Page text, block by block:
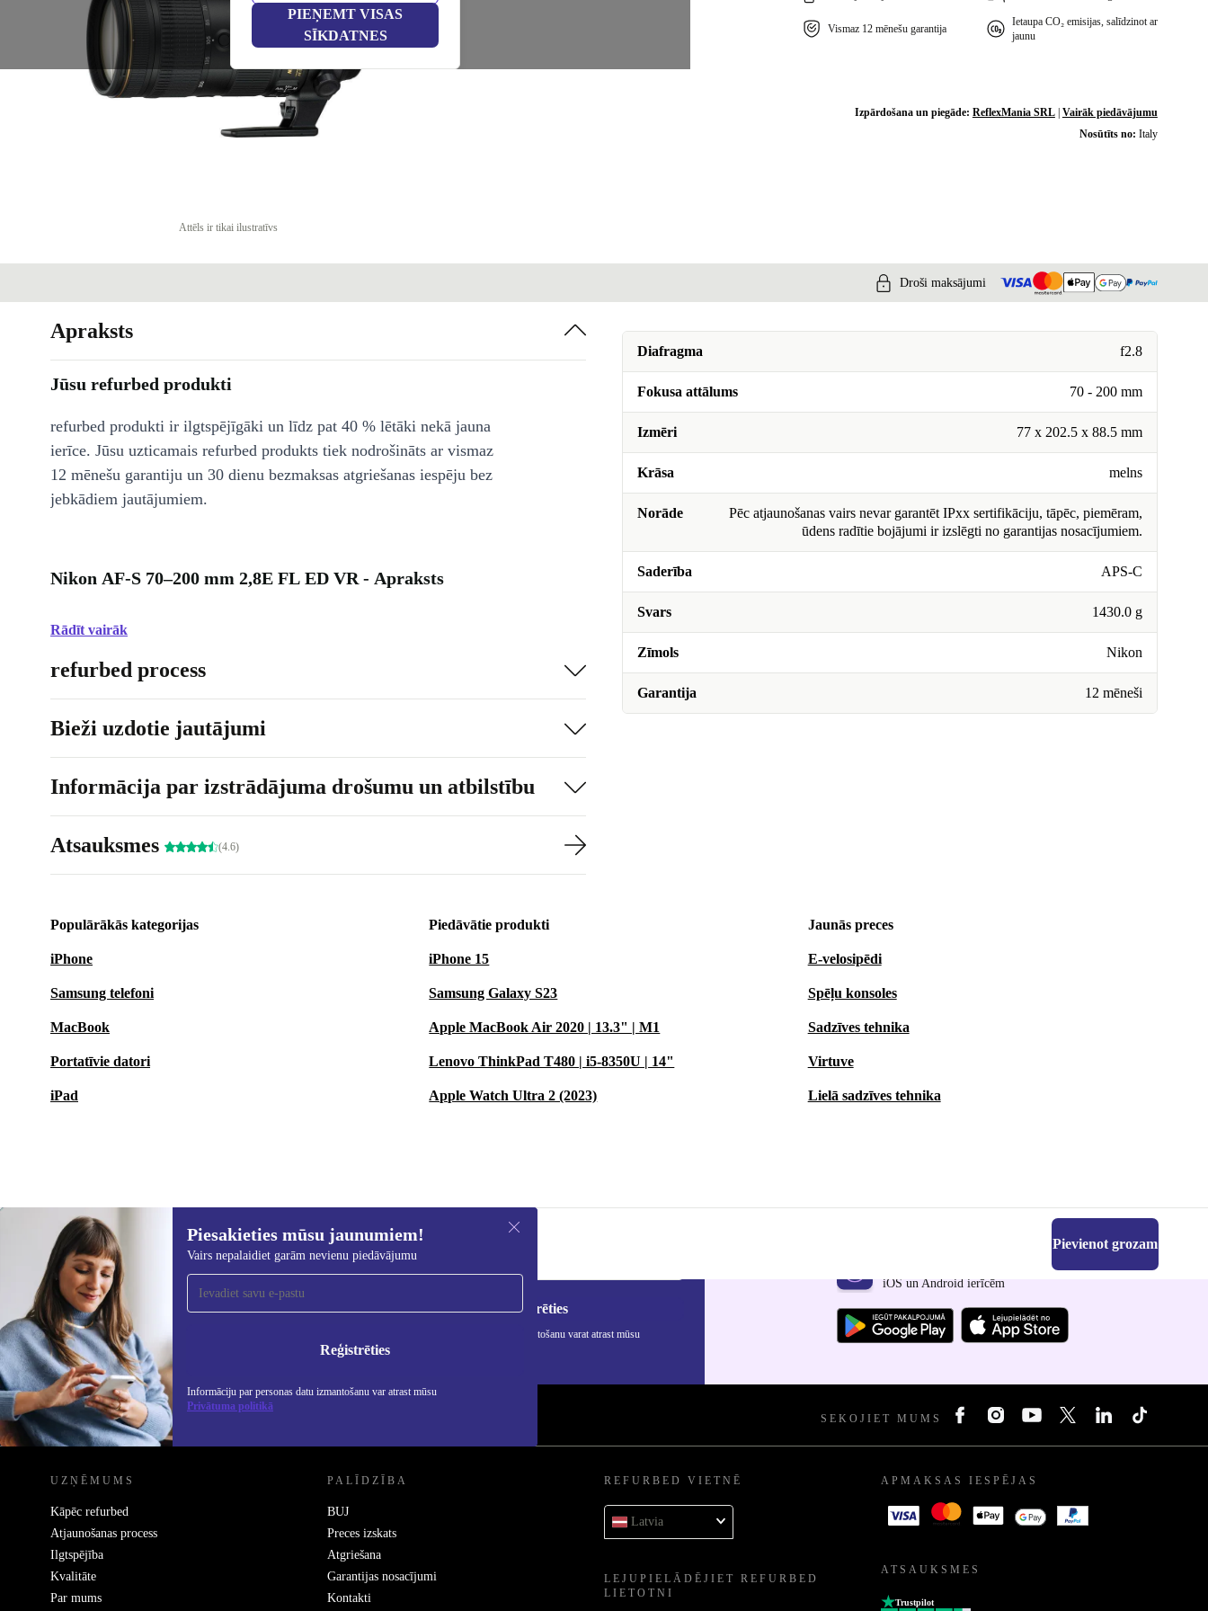
PIEŅEMT VISAS
SĪKDATNES
Attēls ir tikai ilustratīvs
Vismaz 12 mēnešu garantija
Ietaupa CO₂ emisijas, salīdzinot ar
jaunu
Izpārdošana un piegāde: ReflexMania SRL| Vairāk piedāvājumu
Nosūtīts no: Italy
Droši maksājumi
Diafragma f2.8
Fokusa attālums 70 - 200 mm
Izmēri 77 x 202.5 x 88.5 mm
Krāsa melns
Norāde
Pēc atjaunošanas vairs nevar garantēt IPxx sertifikāciju, tāpēc, piemēram,
ūdens radītie bojājumi ir izslēgti no garantijas nosacījumiem.
Saderība APS-C
Svars 1430.0 g
Zīmols Nikon
Garantija 12 mēneši
Apraksts
Jūsu refurbed produkti
refurbed produkti ir ilgtspējīgāki un līdz pat 40 % lētāki nekā jauna
ierīce. Jūsu uzticamais refurbed produkts tiek nodrošināts ar vismaz
12 mēnešu garantiju un 30 dienu bezmaksas atgriešanas iespēju bez
jebkādiem jautājumiem.
Nikon AF-S 70–200 mm 2,8E FL ED VR - Apraksts
Rādīt vairāk
refurbed process
Bieži uzdotie jautājumi
Informācija par izstrādājuma drošumu un atbilstību
Atsauksmes (4.6)
Populārākās kategorijas
iPhone
Samsung telefoni
MacBook
Portatīvie datori
iPad
Piedāvātie produkti
iPhone 15
Samsung Galaxy S23
Apple MacBook Air 2020 | 13.3" | M1
Lenovo ThinkPad T480 | i5-8350U | 14"
Apple Watch Ultra 2 (2023)
Jaunās preces
E-velosipēdi
Spēļu konsoles
Sadzīves tehnika
Virtuve
Lielā sadzīves tehnika
1 667,00 € Pievienot grozam
Piesakieties mūsu jaunumiem!
Vairs nepalaidiet garām nevienu piedāvājumu
Reģistrēties
Informāciju par personas datu izmantošanu var atrast mūsu
Privātuma politikā
Piesakieties mūsu jaunumu
saņemšanai!
Nekad vairs nepalaidiet garām nevienu
piedāvājumu.
Reģistrēties
Informāciju par personas datu izmantošanu varat atrast mūsu
Privātuma politikā
Lejupielādējiet refurbed lietotni
iOS un Android ierīcēm
REFURBED - RETHINK NEW. SEKOJIET MUMS
UZŅĒMUMS
Kāpēc refurbed
Atjaunošanas process
Ilgtspējība
Kvalitāte
Par mums
PALĪDZĪBA
BUJ
Preces izskats
Atgriešana
Garantijas nosacījumi
Kontakti
REFURBED VIETNĒ
Latvia
LEJUPIELĀDĒJIET REFURBED
LIETOTNI
APMAKSAS IESPĒJAS
ATSAUKSMES
Trustpilot